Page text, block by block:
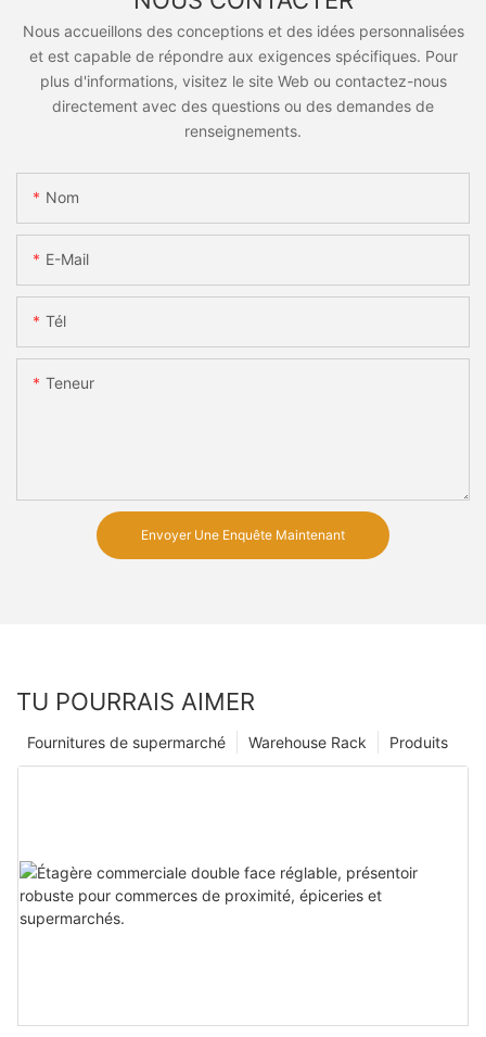
Nous accueillons des conceptions et des idées personnalisées
et est capable de répondre aux exigences spécifiques. Pour
plus d'informations, visitez le site Web ou contactez-nous
directement avec des questions ou des demandes de
renseignements.
Nom
E-Mail
Tél
Teneur
Envoyer Une Enquête Maintenant
TU POURRAIS AIMER
Produits
Warehouse Rack
Fournitures de supermarché